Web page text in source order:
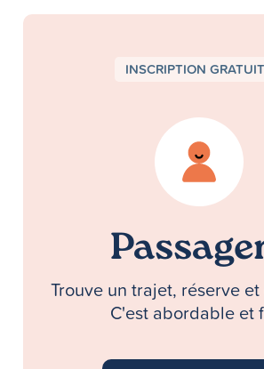
INSCRIPTION
Trouve un trajet, réserve
C'est abordable et